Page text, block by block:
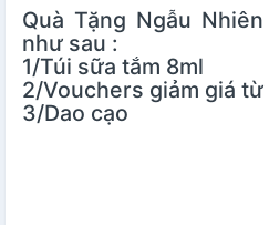
Quà Tặng Ngẫu
như sau :
1/Túi sữa tắm 8ml
2/Vouchers giảm giá
3/Dao cạo